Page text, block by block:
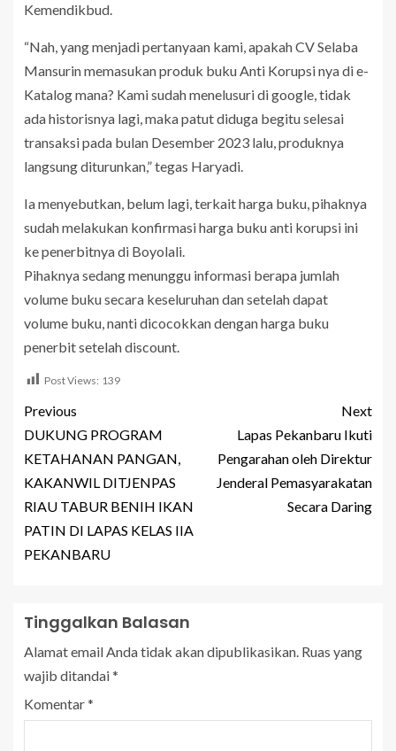
Kemendikbud.
“Nah, yang menjadi pertanyaan kami, apakah CV Selaba
Mansurin memasukan produk buku Anti Korupsi nya di e-
Katalog mana? Kami sudah menelusuri di google, tidak
ada historisnya lagi, maka patut diduga begitu selesai
transaksi pada bulan Desember 2023 lalu, produknya
langsung diturunkan,” tegas Haryadi.
Ia menyebutkan, belum lagi, terkait harga buku, pihaknya
sudah melakukan konfirmasi harga buku anti korupsi ini
ke penerbitnya di Boyolali.
Pihaknya sedang menunggu informasi berapa jumlah
volume buku secara keseluruhan dan setelah dapat
volume buku, nanti dicocokkan dengan harga buku
penerbit setelah discount.
Post Views: 139
Previous
DUKUNG PROGRAM
KETAHANAN PANGAN,
KAKANWIL DITJENPAS
RIAU TABUR BENIH IKAN
PATIN DI LAPAS KELAS IIA
PEKANBARU
Next
Lapas Pekanbaru Ikuti
Pengarahan oleh Direktur
Jenderal Pemasyarakatan
Secara Daring
Tinggalkan Balasan
Alamat email Anda tidak akan dipublikasikan. Ruas yang
wajib ditandai*
Komentar*